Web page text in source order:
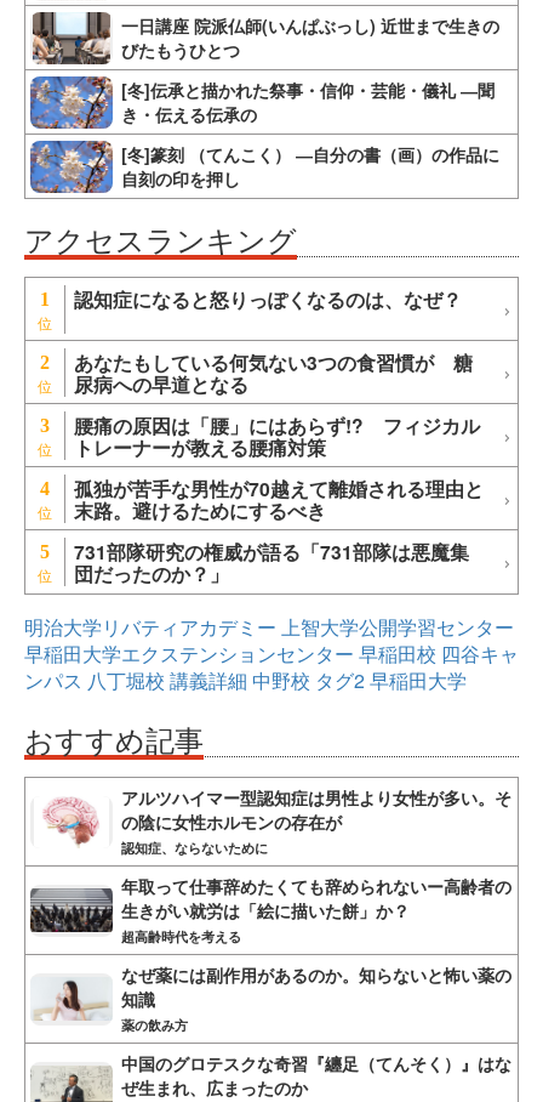
一日講座 院派仏師(いんぱぶっし) 近世まで生きの
びたもうひとつ
[冬]伝承と描かれた祭事・信仰・芸能・儀礼 ―聞
き・伝える伝承の
[冬]篆刻 （てんこく） ―自分の書（画）の作品に
自刻の印を押し
アクセスランキング
1 認知症になると怒りっぽくなるのは、なぜ？
2 あなたもしている何気ない3つの食習慣が 糖
尿病への早道となる
3 腰痛の原因は「腰」にはあらず!? フィジカル
トレーナーが教える腰痛対策
4 孤独が苦手な男性が70越えて離婚される理由と
末路。避けるためにするべき
5 731部隊研究の権威が語る「731部隊は悪魔集
団だったのか？」
明治大学リバティアカデミー 上智大学公開学習センター
早稲田大学エクステンションセンター 早稲田校 四谷キャ
ンパス 八丁堀校 講義詳細 中野校 タグ2早稲田大学
おすすめ記事
アルツハイマー型認知症は男性より女性が多い。そ
の陰に女性ホルモンの存在が
認知症、ならないために
年取って仕事辞めたくても辞められないー高齢者の
生きがい就労は「絵に描いた餅」か？
超高齢時代を考える
なぜ薬には副作用があるのか。知らないと怖い薬の
知識
薬の飲み方
中国のグロテスクな奇習『纏足（てんそく）』はな
ぜ生まれ、広まったのか